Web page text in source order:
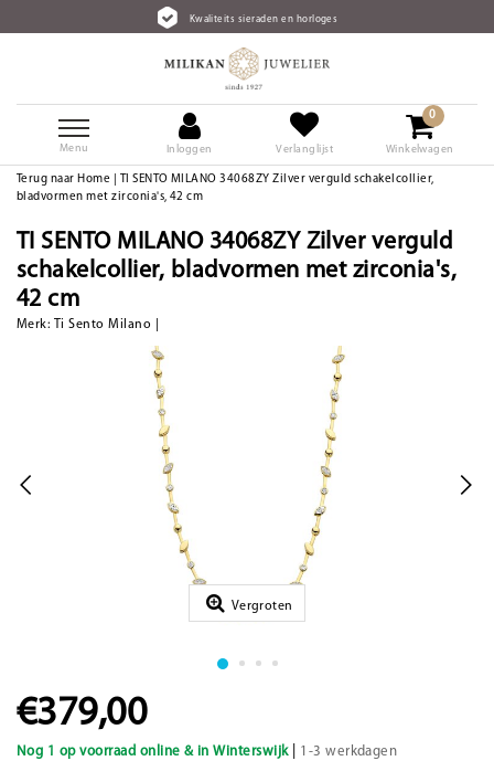
Kwaliteits sieraden en horloges
Menu Inloggen Verlanglijst
0
Winkelwagen
Terug naar Home
TI SENTO MILANO 34068ZY Zilver verguld schakelcollier,
bladvormen met zirconia's, 42 cm
TI SENTO MILANO 34068ZY Zilver verguld
schakelcollier, bladvormen met zirconia's,
42 cm
Merk: Ti Sento Milano
Vergroten
€379,00
Nog 1 op voorraad online & in Winterswijk| 1-3 werkdagen